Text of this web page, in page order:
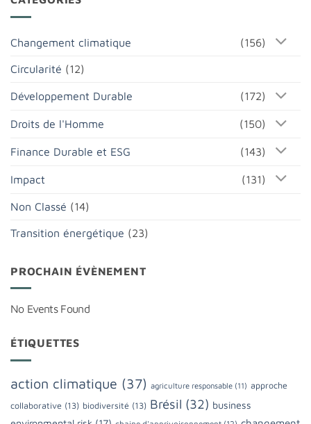
Changement climatique (156)
Circularité (12)
Développement Durable (172)
Droits de l'Homme (150)
Finance Durable et ESG (143)
Impact (131)
Non Classé (14)
Transition énergétique (23)
PROCHAIN ÉVÈNEMENT
No Events Found
ÉTIQUETTES
action climatique (37) agriculture responsable (11) approche
collaborative (13) biodiversité (13) Brésil (32) business